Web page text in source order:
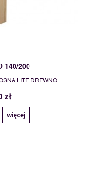
140/200
LITE DREWNO
zł
więcej